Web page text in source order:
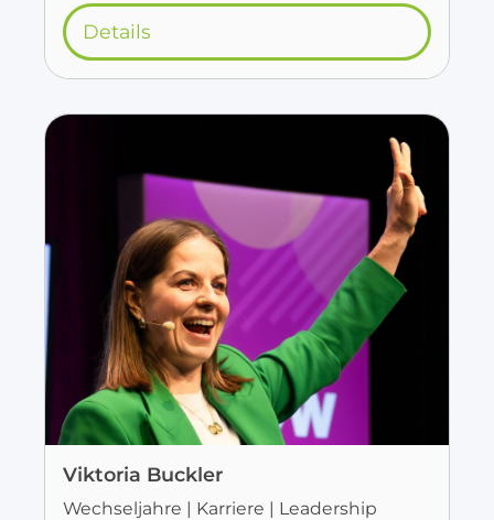
Details
Viktoria Buckler
Wechseljahre | Karriere | Leadership